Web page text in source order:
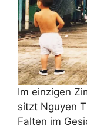
Im einzigen
sitzt Nguyen
Falten im